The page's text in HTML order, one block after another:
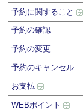
予約に関すること
予約の確認
予約の変更
予約のキャンセル
お支払
WEBポイント